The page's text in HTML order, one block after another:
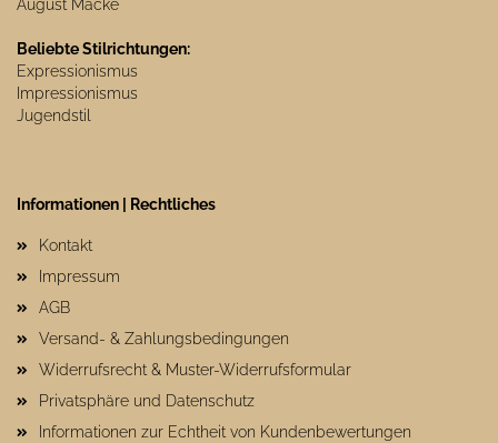
August Macke
Beliebte Stilrichtungen:
Expressionismus
Impressionismus
Jugendstil
Informationen | Rechtliches
Kontakt
Impressum
AGB
Versand- & Zahlungsbedingungen
Widerrufsrecht & Muster-Widerrufsformular
Privatsphäre und Datenschutz
Informationen zur Echtheit von Kundenbewertungen